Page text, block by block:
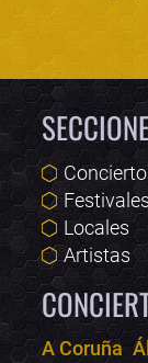
Festivales
Locales
Artistas
A Coruña